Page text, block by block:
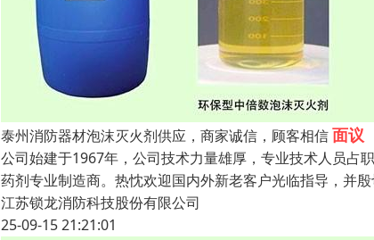
泰州消防器材泡沫灭火剂供应，商家诚信，顾客相信面议
公司始建于1967年，公司技术力量雄厚，专业技术人员占
药剂专业制造商。热忱欢迎国内外新老客户光临指导，并
江苏锁龙消防科技股份有限公司
25-09-15 21:21:01